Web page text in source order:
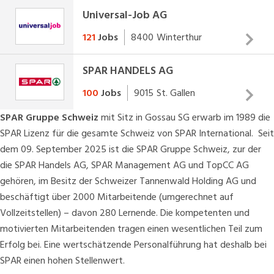
in Vorarlberg, Liechtenstein, Süddeutschland und der Ostschweiz.
MEHR INFOS Universal-Job AG
121Jobs 8400 Winterthur
Universal-Job AGist einer der grössten Personal- und
Stellenvermittler der Schweiz. Wir suchen und selektieren
Personen für Dauer- oder Temporärstellen.
Bis bald also in Aarau, Amriswil TG, Baden, Basel, Bern,
Buchs SG, Frauenfeld, Genf, Lausanne, Luzern, Rapperswil,
Sion, Solothurn, St. Gallen, Wil, Winterthur, Zug oder
Zürich.
Ihre Universal-Job AG.
MEHR INFOS
SPAR HANDELS AG
100Jobs 9015 St. Gallen
Die
SPAR Gruppe Schweizmit Sitz in Gossau SG erwarb im 1989 die
SPAR Lizenz für die gesamte Schweiz vonSPAR International. Seit
dem 09. September 2025 ist die SPAR Gruppe Schweiz, zur der
die SPAR Handels AG, SPAR Management AG und TopCC AG
gehören, im Besitz der Schweizer Tannenwald Holding AG und
beschäftigt über 2000 Mitarbeitende (umgerechnet auf
Vollzeitstellen) – davon 280 Lernende. Die kompetenten und
motivierten Mitarbeitenden tragen einen wesentlichen Teil zum
Erfolg bei. Eine wertschätzende Personalführung hat deshalb bei
SPAR einen hohen Stellenwert.